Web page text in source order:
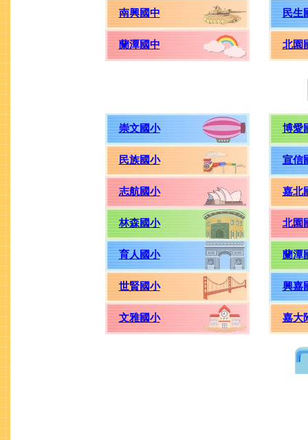
南興國中 民生
蘭潭國中 北園
崇文國小 博愛
民族國小 宣信
志航國小 嘉北
林森國小 北園
育人國小 蘭潭
世賢國小 興嘉
文雅國小 嘉大